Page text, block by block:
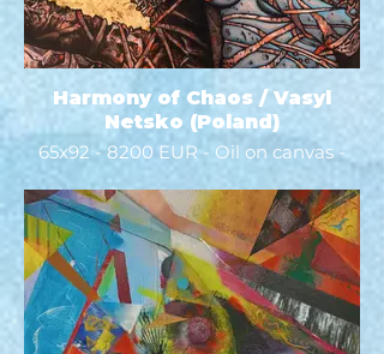
Harmony of Chaos / Vasyl
Netsko (Poland)
65x92 - 8200 EUR - Oil on canvas -